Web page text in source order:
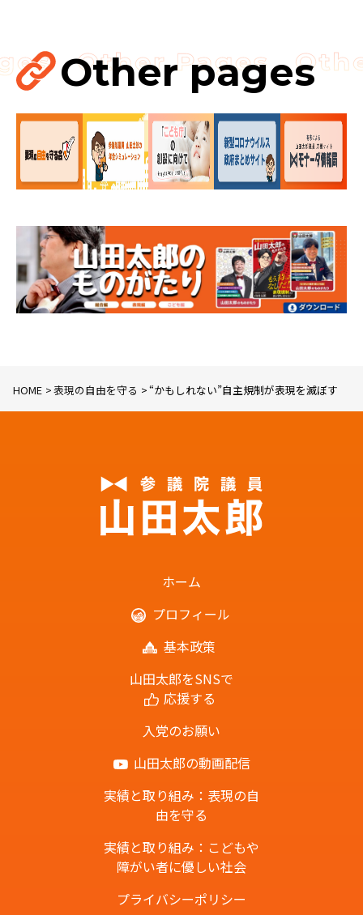
見直し……
国会
海賊版
Other pages
HOME 表現の自由を守る “かもしれない”自主規制が表現を滅ぼす
ホーム
プロフィール
基本政策
山田太郎をSNSで
応援する
入党のお願い
山田太郎の動画配信
実績と取り組み：表現の自
由を守る
実績と取り組み：こどもや
障がい者に優しい社会
プライバシーポリシー